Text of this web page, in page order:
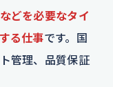
どを必要なタイ
る仕事です。国
管理、品質保証